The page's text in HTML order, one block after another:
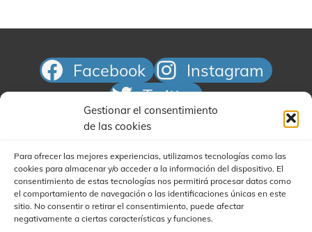
Gestionar el consentimiento
de las cookies
Para ofrecer las mejores experiencias, utilizamos tecnologías como las
cookies para almacenar y/o acceder a la información del dispositivo. El
consentimiento de estas tecnologías nos permitirá procesar datos como
el comportamiento de navegación o las identificaciones únicas en este
sitio. No consentir o retirar el consentimiento, puede afectar
negativamente a ciertas características y funciones.
Facebook
Instagram
Twitter
Correo electrónico